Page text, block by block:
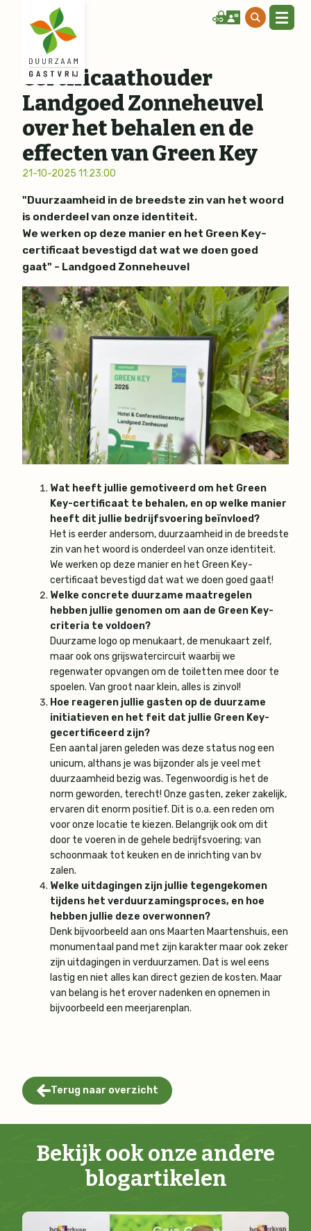
Certificaathouder
Landgoed Zonneheuvel
over het behalen en de
effecten van Green Key
21-10-2025 11:23:00
"Duurzaamheid in de breedste zin van het woord
is onderdeel van onze identiteit.
We werken op deze manier en het Green Key-
certificaat bevestigd dat wat we doen goed
gaat" - Landgoed Zonneheuvel
Wat heeft jullie gemotiveerd om het Green
Key-certificaat te behalen, en op welke manier
heeft dit jullie bedrijfsvoering beïnvloed?
Het is eerder andersom, duurzaamheid in de breedste
zin van het woord is onderdeel van onze identiteit.
We werken op deze manier en het Green Key-
certificaat bevestigd dat wat we doen goed gaat!
Welke concrete duurzame maatregelen
hebben jullie genomen om aan de Green Key-
criteria te voldoen?
Duurzame logo op menukaart, de menukaart zelf,
maar ook ons grijswatercircuit waarbij we
regenwater opvangen om de toiletten mee door te
spoelen. Van groot naar klein, alles is zinvol!
Hoe reageren jullie gasten op de duurzame
initiatieven en het feit dat jullie Green Key-
gecertificeerd zijn?
Een aantal jaren geleden was deze status nog een
unicum, althans je was bijzonder als je veel met
duurzaamheid bezig was. Tegenwoordig is het de
norm geworden, terecht! Onze gasten, zeker zakelijk,
ervaren dit enorm positief. Dit is o.a. een reden om
voor onze locatie te kiezen. Belangrijk ook om dit
door te voeren in de gehele bedrijfsvoering; van
schoonmaak tot keuken en de inrichting van bv
zalen.
Welke uitdagingen zijn jullie tegengekomen
tijdens het verduurzamingsproces, en hoe
hebben jullie deze overwonnen?
Denk bijvoorbeeld aan ons Maarten Maartenshuis, een
monumentaal pand met zijn karakter maar ook zeker
zijn uitdagingen in verduurzamen. Dat is wel eens
lastig en niet alles kan direct gezien de kosten. Maar
van belang is het erover nadenken en opnemen in
bijvoorbeeld een meerjarenplan.
Terug naar overzicht
Bekijk ook onze andere
blogartikelen